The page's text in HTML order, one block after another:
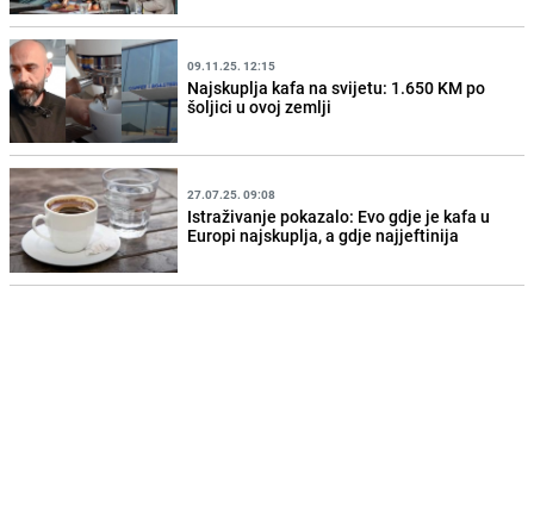
09.11.25. 12:15
Najskuplja kafa na svijetu: 1.650 KM po
šoljici u ovoj zemlji
27.07.25. 09:08
Istraživanje pokazalo: Evo gdje je kafa u
Europi najskuplja, a gdje najjeftinija